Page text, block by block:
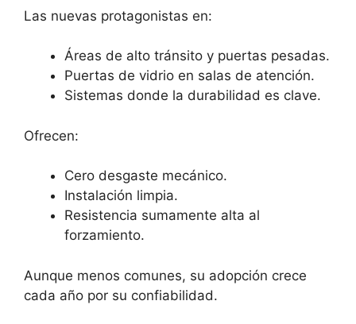
Las nuevas protagonistas en:
Áreas de alto tránsito y puertas pesadas.
Puertas de vidrio en salas de atención.
Sistemas donde la durabilidad es clave.
Ofrecen:
Cero desgaste mecánico.
Instalación limpia.
Resistencia sumamente alta al
forzamiento.
Aunque menos comunes, su adopción crece
cada año por su confiabilidad.